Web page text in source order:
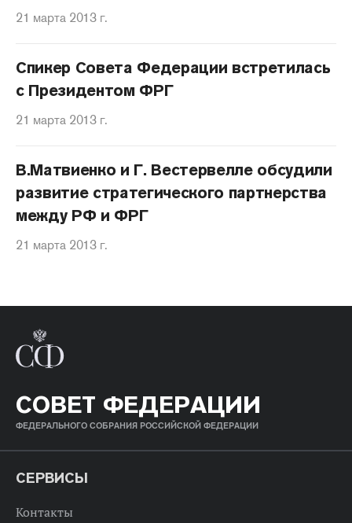
21 марта 2013 г.
Спикер Совета Федерации встретилась
с Президентом ФРГ
21 марта 2013 г.
В.Матвиенко и Г. Вестервелле обсудили
развитие стратегического партнерства
между РФ и ФРГ
21 марта 2013 г.
СОВЕТ ФЕДЕРАЦИИ
ФЕДЕРАЛЬНОГО СОБРАНИЯ РОССИЙСКОЙ ФЕДЕРАЦИИ
СЕРВИСЫ
Контакты